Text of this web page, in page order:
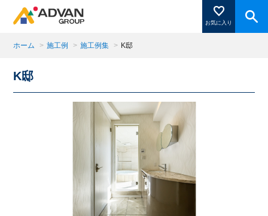
お気に入り
商品ページにある「お気に入り登録」を押すと登録した
商品がここに表示されます。
閉じる
ホーム > 施工例 > 施工例集 > K邸
K邸